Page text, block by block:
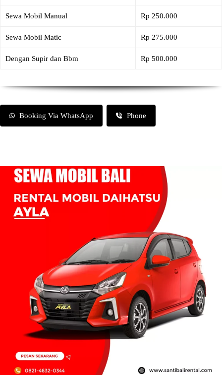
Sewa Mobil Manual Rp 250.000
Sewa Mobil Matic Rp 275.000
Dengan Supir dan Bbm Rp 500.000
Booking Via WhatsApp Phone